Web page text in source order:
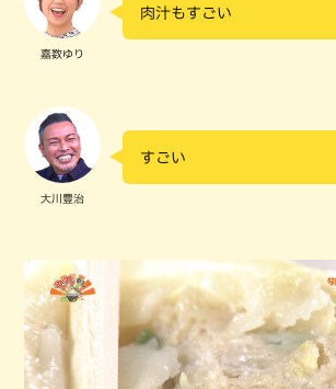
嘉数ゆり
肉汁もすごい
大川豊治
すごい